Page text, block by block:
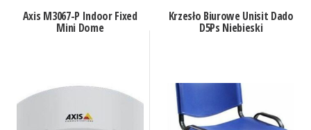
Axis M3067-P Indoor Fixed
Mini Dome
Krzesło Biurowe Unisit Dado
D5Ps Niebieski